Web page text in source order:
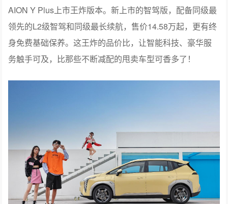
AION Y Plus上市王炸版本。新上市的智驾版，配备同级最
领先的L2级智驾和同级最长续航，售价14.58万起，更有终
身免费基础保养。这王炸的品价比，让智能科技、豪华服
务触手可及，比那些不断减配的甩卖车型可香多了！